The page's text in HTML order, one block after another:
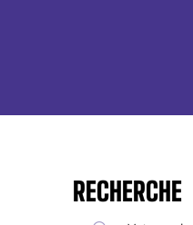
RECHERCHE